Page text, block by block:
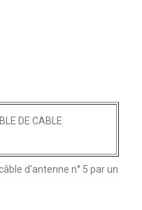
DE CABLE
d'antenne n° 5 par un